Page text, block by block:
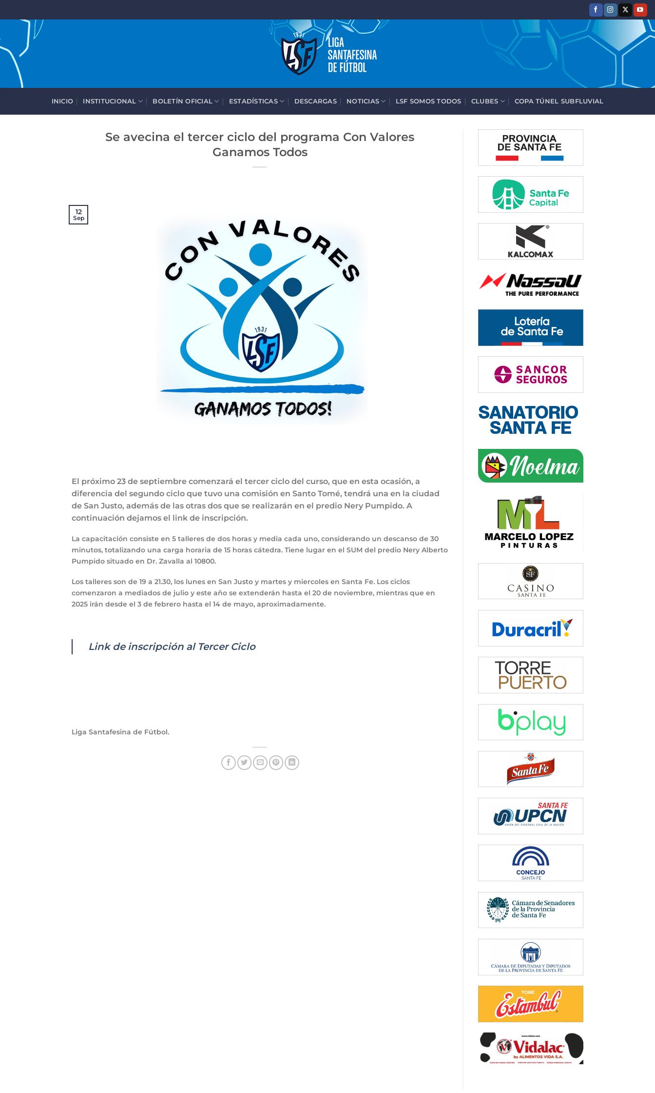
contenido
INICIO INSTITUCIONAL BOLETÍN OFICIAL ESTADÍSTICAS DESCARGAS NOTICIAS LSF SOMOS TODOS CLUBES COPA TÚNEL SUBFLUVIAL
Se avecina el tercer ciclo del programa Con Valores
Ganamos Todos
12
Sep
El próximo 23 de septiembre comenzará el tercer ciclo del curso, que en esta ocasión, a
diferencia del segundo ciclo que tuvo una comisión en Santo Tomé, tendrá una en la ciudad
de San Justo, además de las otras dos que se realizarán en el predio Nery Pumpido. A
continuación dejamos el link de inscripción.
La capacitación consiste en 5 talleres de dos horas y media cada uno, considerando un descanso de 30
minutos, totalizando una carga horaria de 15 horas cátedra. Tiene lugar en el SUM del predio Nery Alberto
Pumpido situado en Dr. Zavalla al 10800.
Los talleres son de 19 a 21.30, los lunes en San Justo y martes y miercoles en Santa Fe. Los ciclos
comenzaron a mediados de julio y este año se extenderán hasta el 20 de noviembre, mientras que en
2025 irán desde el 3 de febrero hasta el 14 de mayo, aproximadamente.
Link de inscripción al Tercer Ciclo
Liga Santafesina de Fútbol.